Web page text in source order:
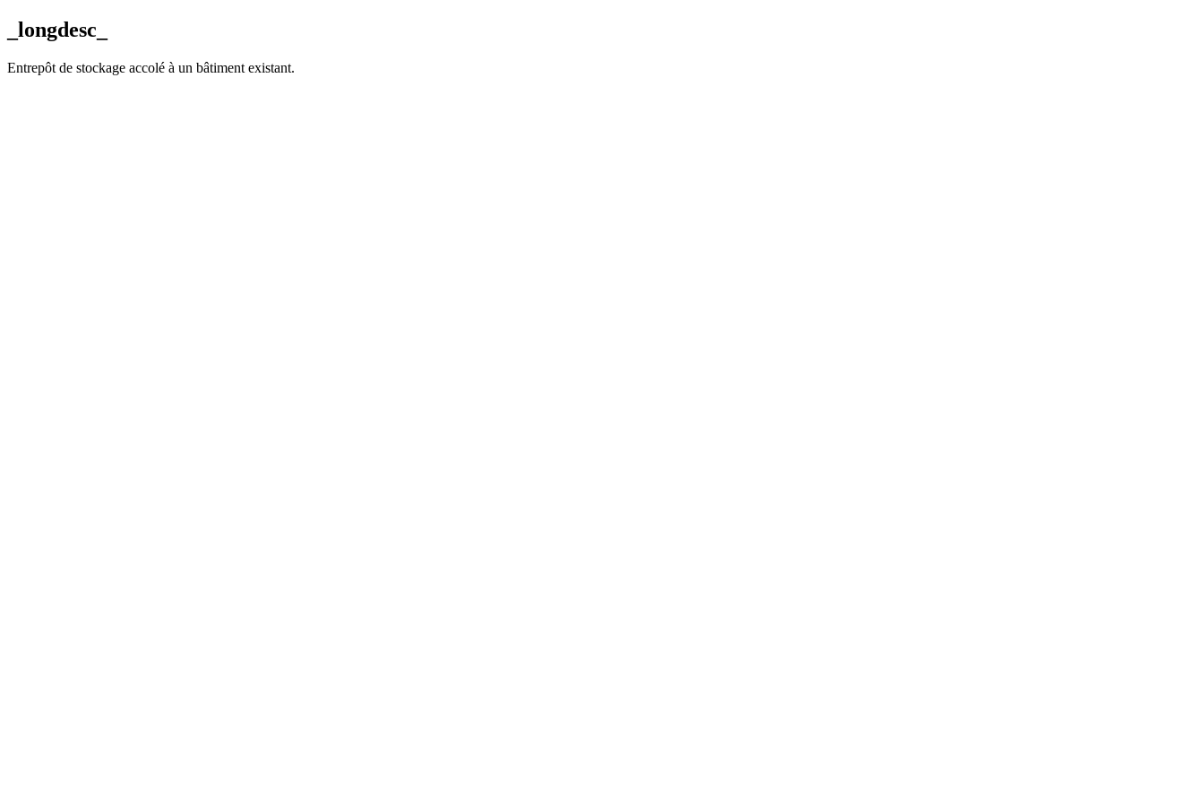
_longdesc_
Entrepôt de stockage accolé à un bâtiment existant.